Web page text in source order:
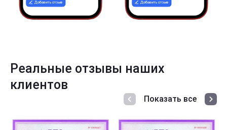
Реальные отзывы наших
клиентов
Показать все